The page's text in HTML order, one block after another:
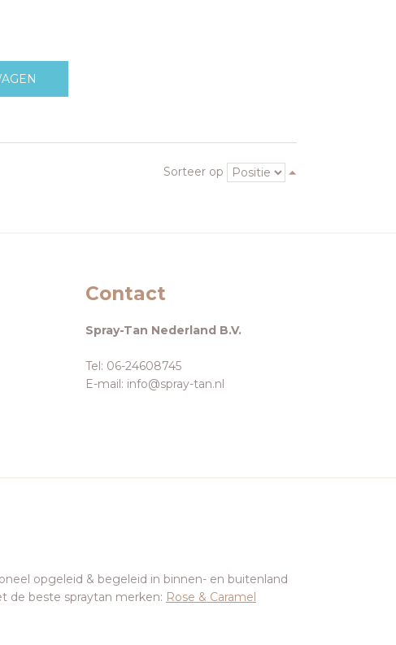
Sorteer op
Contact
Spray-Tan Nederland B.V.
Tel: 06-24608745
E-mail: info@spray-tan.nl
opgeleid & begeleid in binnen- en buitenland
de beste spraytan merken: Rose & Caramel